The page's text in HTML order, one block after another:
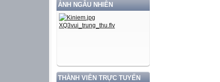
ẢNH NGẪU NHIÊN
THÀNH VIÊN TRỰC TUYẾN